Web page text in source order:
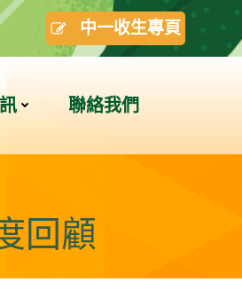
中一收生專頁
聯絡我們
回顧